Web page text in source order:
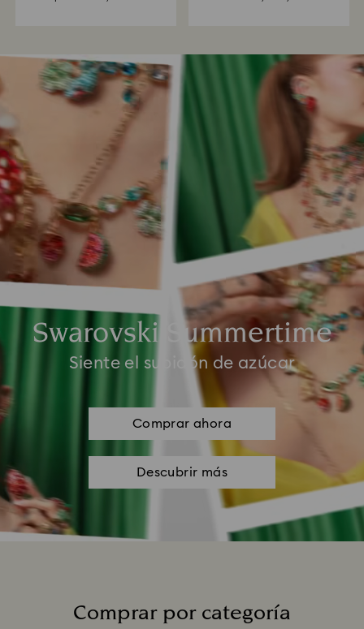
Swarovski Summertime
Siente el subidón de azúcar
Comprar ahora
Descubrir más
Comprar por categoría